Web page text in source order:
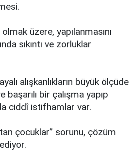
üzere, yapılanmasını
sıkıntı ve zorluklar
alışkanlıkların büyük ölçüde
bir çalışma yapıp
ciddî istifhamlar var.
çocuklar” sorunu, çözüm